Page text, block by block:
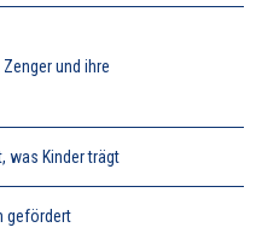
und ihre
was Kinder trägt
gefördert